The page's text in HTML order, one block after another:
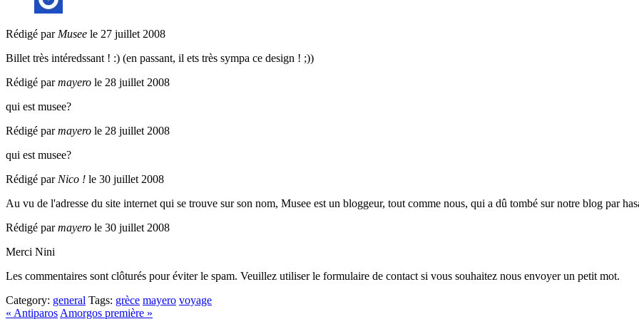
Rédigé par Musee le 27 juillet 2008
Billet très intéredssant ! :) (en passant, il ets très sympa ce design ! ;))
Rédigé parmayero le 28 juillet 2008
qui est musee?
Rédigé parmayero le 28 juillet 2008
qui est musee?
Rédigé par Nico ! le 30 juillet 2008
Au vu de l'adresse du site internet qui se trouve sur son nom, Musee est un bloggeur, tout comme nous, qui a dû tombé sur notre blog par
Rédigé parmayero le 30 juillet 2008
Merci Nini
Les commentaires sont clôturés pour éviter le spam. Veuillez utiliser le formulaire de contact si vous souhaitez nous envoyer un petit mot.
Category: general Tags: grèce mayero voyage
« Antiparos Amorgos première »